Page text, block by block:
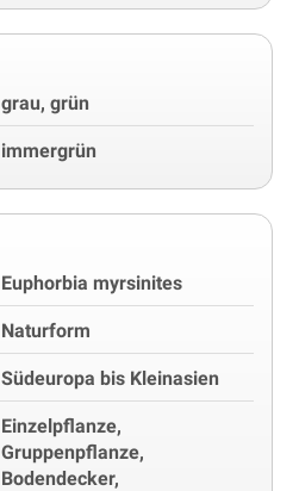
grau, grün
immergrün
Euphorbia myrsinites
Naturform
Südeuropa bis Kleinasien
Einzelpflanze,
Gruppenpflanze,
Bodendecker,